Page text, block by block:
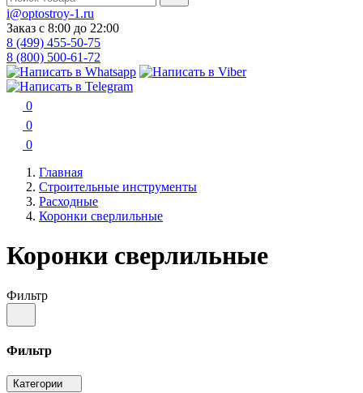
i@optostroy-1.ru
Заказ с 8:00 до 22:00
8 (499) 455-50-75
8 (800) 500-61-72
0
0
0
Главная
Строительные инструменты
Расходные
Коронки сверлильные
Коронки сверлильные
Фильтр
Фильтр
Категории